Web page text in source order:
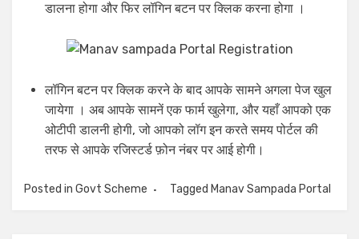
डालना होगा और फिर लॉगिन बटन पर क्लिक करना होगा ।
लॉगिन बटन पर क्लिक करने के बाद आपके सामने अगला पेज खुल
जायेगा । अब आपके सामनें एक फार्म खुलेगा, और यहाँ आपको एक
ओटीपी डालनी होगी, जो आपको लॉग इन करते समय पोर्टल की
तरफ से आपके रजिस्टर्ड फ़ोन नंबर पर आई होगी।
Posted in Govt Scheme Tagged Manav Sampada Portal